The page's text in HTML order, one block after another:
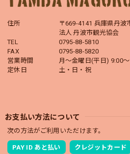
住所
〒669-4141 兵庫県丹波
法人 丹波市観光協会
TEL
0795-88-5810
FAX
0795-88-5820
営業時間
月～金曜日(平日) 9:00
定休日
土・日・祝
お支払い方法について
次の方法がご利用いただけます。
PAY ID あと払い クレジットカード